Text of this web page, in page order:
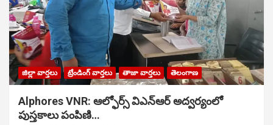
జిల్లా వార్తలు ట్రేండింగ్ వార్తలు తాజా వార్తలు తెలంగాణ
Alphores VNR: ఆల్ఫోర్స్ విఎన్ఆర్ అద్వర్యంలో
పుస్తకాలు పంపిణి…